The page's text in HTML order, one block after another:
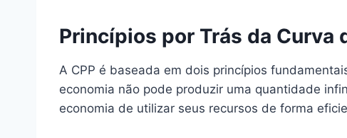
Princípios por Trás da Curva
A CPP é baseada em dois princípios
economia não pode produzir uma quantidade
economia de utilizar seus recursos de forma